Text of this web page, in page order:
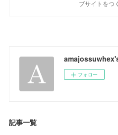
ブサイトをつ
フォロー
記事一覧